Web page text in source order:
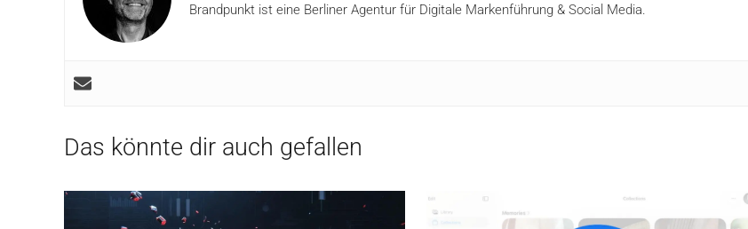
Brandpunkt ist eine Berliner Agentur für Digitale Markenführung & Social Media.
Das könnte dir auch gefallen